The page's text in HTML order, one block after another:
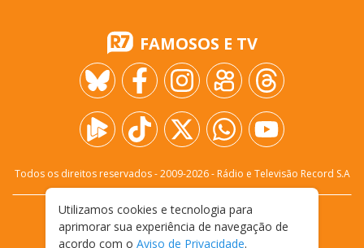
FAMOSOS E TV
Todos os direitos reservados - 2009-2026- Rádio e Televisão Record S.A
FALE CONOSCO
PRIVACIDADE
TERMOS E CONDIÇÕES DE USO
Utilizamos cookies e tecnologia para
aprimorar sua experiência de navegação de
acordo com o Aviso de Privacidade.